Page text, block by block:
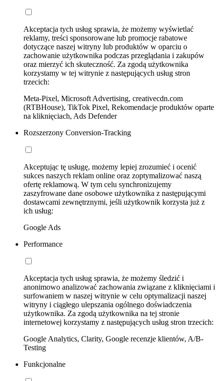
Akceptacja tych usług sprawia, że możemy wyświetlać
reklamy, treści sponsorowane lub promocje rabatowe
dotyczące naszej witryny lub produktów w oparciu o
zachowanie użytkownika podczas przeglądania i zakupów
oraz mierzyć ich skuteczność. Za zgodą użytkownika
korzystamy w tej witrynie z następujących usług stron
trzecich:
Meta-Pixel, Microsoft Advertising, creativecdn.com
(RTBHouse), TikTok Pixel, Rekomendacje produktów oparte
na kliknięciach, Ads Defender
Rozszerzony Conversion-Tracking
Akceptując tę usługę, możemy lepiej zrozumieć i ocenić
sukces naszych reklam online oraz zoptymalizować naszą
ofertę reklamową. W tym celu synchronizujemy
zaszyfrowane dane osobowe użytkownika z następującymi
dostawcami zewnętrznymi, jeśli użytkownik korzysta już z
ich usług:
Google Ads
Performance
Akceptacja tych usług sprawia, że możemy śledzić i
anonimowo analizować zachowania związane z kliknięciami i
surfowaniem w naszej witrynie w celu optymalizacji naszej
witryny i ciągłego ulepszania ogólnego doświadczenia
użytkownika. Za zgodą użytkownika na tej stronie
internetowej korzystamy z następujących usług stron trzecich:
Google Analytics, Clarity, Google recenzje klientów, A/B-
Testing
Funkcjonalne